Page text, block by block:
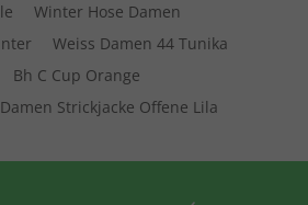
Winter Hose Damen
Weiss Damen 44 Tunika
Bh C Cup Orange
Damen Strickjacke Offene Lila